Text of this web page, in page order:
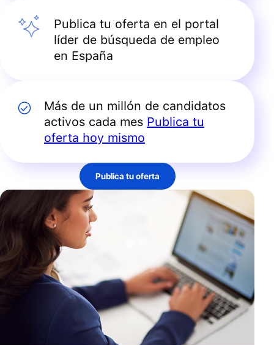
Publica tu oferta en el portal
líder de búsqueda de empleo
en España
Más de un millón de candidatos
activos cada mes Publica tu
oferta hoy mismo
Publica tu oferta